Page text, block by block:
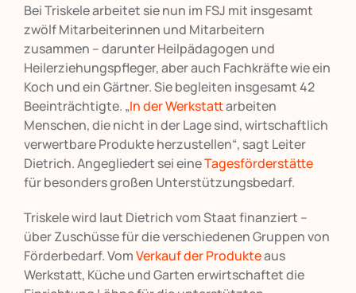
Bei Triskele arbeitet sie nun im FSJ mit insgesamt
zwölf Mitarbeiterinnen und Mitarbeitern
zusammen – darunter Heilpädagogen und
Heilerziehungspfleger, aber auch Fachkräfte wie ein
Koch und ein Gärtner. Sie begleiten insgesamt 42
Beeinträchtigte. „In der Werkstattarbeiten
Menschen, die nicht in der Lage sind, wirtschaftlich
verwertbare Produkte herzustellen“, sagt Leiter
Dietrich. Angegliedert sei eineTagesförderstätte
für besonders großen Unterstützungsbedarf.
Triskele wird laut Dietrich vom Staat finanziert –
über Zuschüsse für die verschiedenen Gruppen von
Förderbedarf. VomVerkauf der Produkteaus
Werkstatt, Küche und Garten erwirtschaftet die